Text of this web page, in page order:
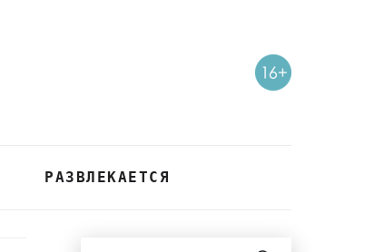
РАЗВЛЕКАЕТСЯ